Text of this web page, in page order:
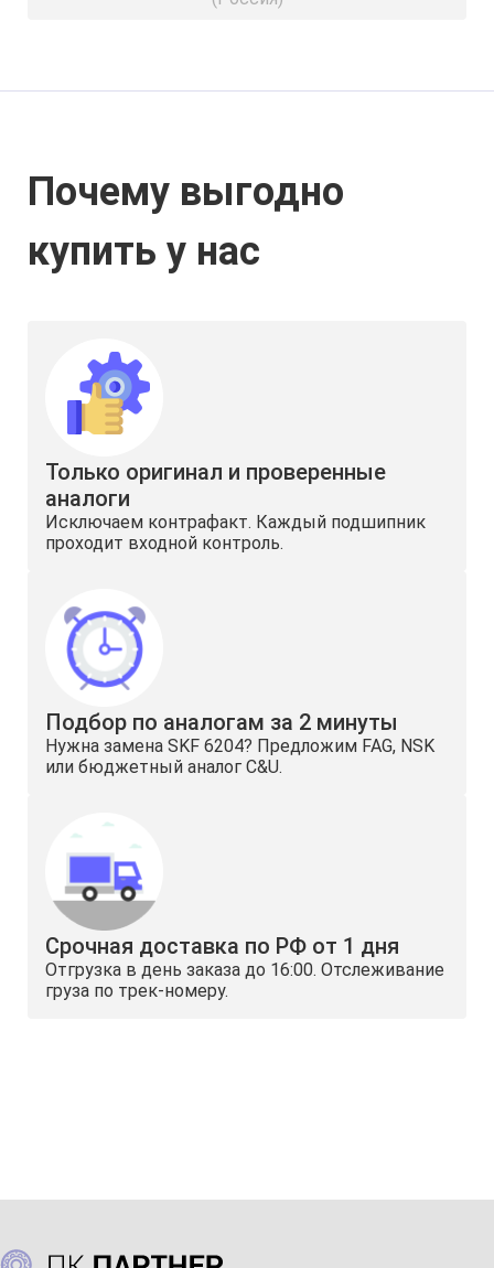
Почему выгодно
купить у нас
Только оригинал и проверенные
аналоги
Исключаем контрафакт. Каждый подшипник
проходит входной контроль.
Подбор по аналогам за 2 минуты
Нужна замена SKF 6204? Предложим FAG, NSK
или бюджетный аналог C&U.
Срочная доставка по РФ от 1 дня
Отгрузка в день заказа до 16:00. Отслеживание
груза по трек-номеру.